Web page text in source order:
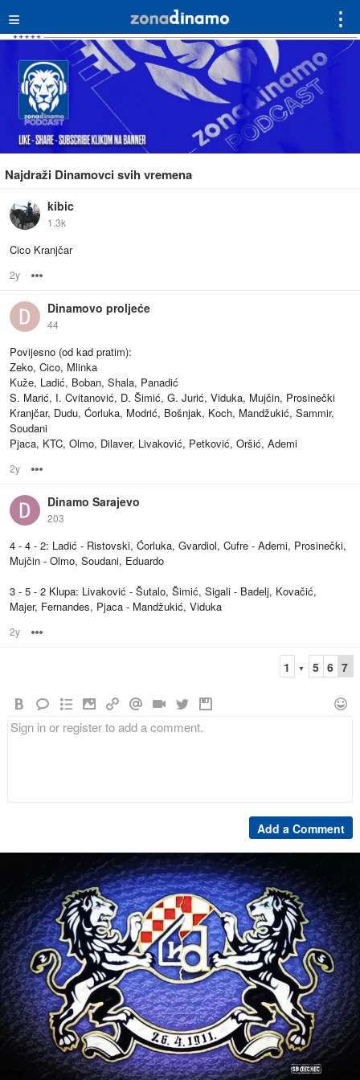
≡ ⋮
Najdraži Dinamovci svih vremena
kibic
1.3k
Cico Kranjčar
2y
Dinamovo proljeće
44
Povijesno (od kad pratim):
Zeko, Cico, Mlinka
Kuže, Ladić, Boban, Shala, Panadić
S. Marić, I. Cvitanović, D. Šimić, G. Jurić, Viduka, Mujčin, Prosinečki
Kranjčar, Dudu, Ćorluka, Modrić, Bošnjak, Koch, Mandžukić, Sammir,
Soudani
Pjaca, KTC, Olmo, Dilaver, Livaković, Petković, Oršić, Ademi
2y
Dinamo Sarajevo
203
4 - 4 - 2: Ladić - Ristovski, Ćorluka, Gvardiol, Cufre - Ademi, Prosinečki,
Mujčin - Olmo, Soudani, Eduardo
3 - 5 - 2 Klupa: Livaković - Šutalo, Šimić, Sigali - Badelj, Kovačić,
Majer, Fernandes, Pjaca - Mandžukić, Viduka
2y
1 ▼ 5 6 7
Add a Comment